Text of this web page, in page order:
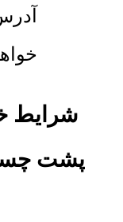
شرایط
پشت